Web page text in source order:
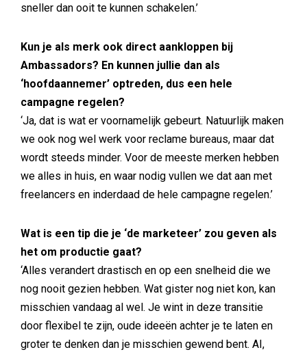
sneller dan ooit te kunnen schakelen.’
Kun je als merk ook direct aankloppen bij
Ambassadors? En kunnen jullie dan als
‘hoofdaannemer’ optreden, dus een hele
campagne regelen?
‘Ja, dat is wat er voornamelijk gebeurt. Natuurlijk maken
we ook nog wel werk voor reclame bureaus, maar dat
wordt steeds minder. Voor de meeste merken hebben
we alles in huis, en waar nodig vullen we dat aan met
freelancers en inderdaad de hele campagne regelen.’
Wat is een tip die je ‘de marketeer’ zou geven als
het om productie gaat?
‘Alles verandert drastisch en op een snelheid die we
nog nooit gezien hebben. Wat gister nog niet kon, kan
misschien vandaag al wel. Je wint in deze transitie
door flexibel te zijn, oude ideeën achter je te laten en
groter te denken dan je misschien gewend bent. AI,